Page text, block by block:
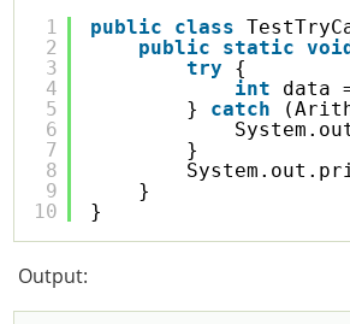
1
2
3
4
5
6
7
8
9
10
public class
public
static
try
{
int
data
} catch
}
}
}
Output: